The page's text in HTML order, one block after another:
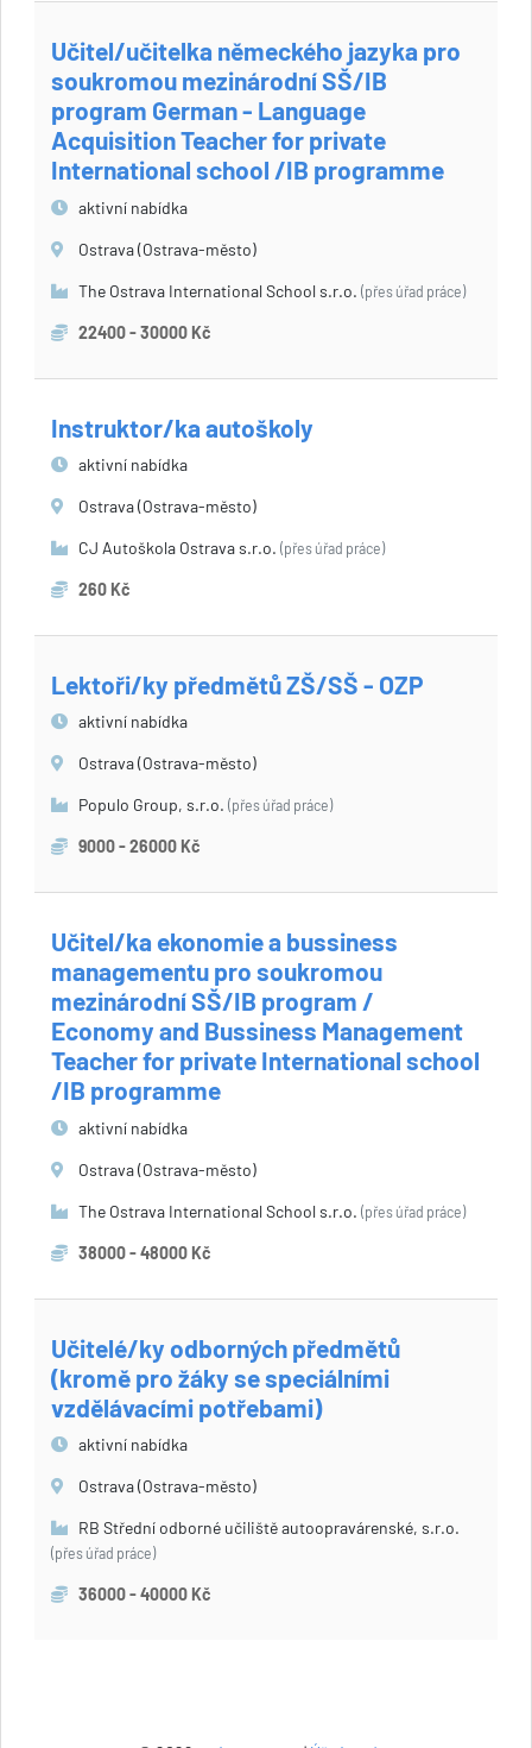
Učitel/učitelka německého jazyka pro
soukromou mezinárodní SŠ/IB
program German - Language
Acquisition Teacher for private
International school /IB programme
aktivní nabídka
Ostrava (Ostrava-město)
The Ostrava International School s.r.o. (přes úřad práce)
22400 - 30000 Kč
Instruktor/ka autoškoly
aktivní nabídka
Ostrava (Ostrava-město)
CJ Autoškola Ostrava s.r.o. (přes úřad práce)
260 Kč
Lektoři/ky předmětů ZŠ/SŠ - OZP
aktivní nabídka
Ostrava (Ostrava-město)
Populo Group, s.r.o. (přes úřad práce)
9000 - 26000 Kč
Učitel/ka ekonomie a bussiness
managementu pro soukromou
mezinárodní SŠ/IB program /
Economy and Bussiness Management
Teacher for private International school
/IB programme
aktivní nabídka
Ostrava (Ostrava-město)
The Ostrava International School s.r.o. (přes úřad práce)
38000 - 48000 Kč
Učitelé/ky odborných předmětů
(kromě pro žáky se speciálními
vzdělávacími potřebami)
aktivní nabídka
Ostrava (Ostrava-město)
RB Střední odborné učiliště autoopravárenské, s.r.o.
(přes úřad práce)
36000 - 40000 Kč